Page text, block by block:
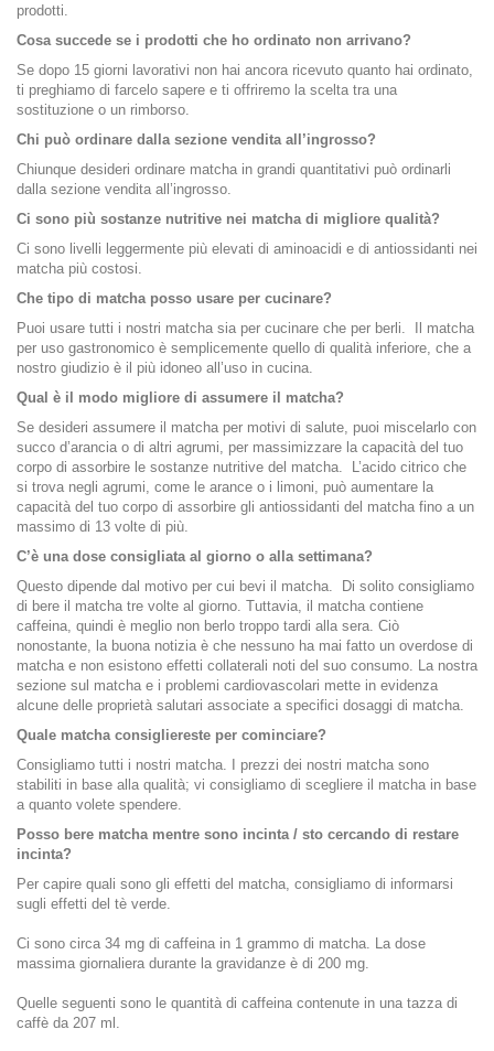
prodotti.
Cosa succede se i prodotti che ho ordinato non arrivano?
Se dopo 15 giorni lavorativi non hai ancora ricevuto quanto hai ordinato,
ti preghiamo di farcelo sapere e ti offriremo la scelta tra una
sostituzione o un rimborso.
Chi può ordinare dalla sezione vendita all’ingrosso?
Chiunque desideri ordinare matcha in grandi quantitativi può ordinarli
dalla sezione vendita all’ingrosso.
Ci sono più sostanze nutritive nei matcha di migliore qualità?
Ci sono livelli leggermente più elevati di aminoacidi e di antiossidanti nei
matcha più costosi.
Che tipo di matcha posso usare per cucinare?
Puoi usare tutti i nostri matcha sia per cucinare che per berli. Il matcha
per uso gastronomico è semplicemente quello di qualità inferiore, che a
nostro giudizio è il più idoneo all’uso in cucina.
Qual è il modo migliore di assumere il matcha?
Se desideri assumere il matcha per motivi di salute, puoi miscelarlo con
succo d’arancia o di altri agrumi, per massimizzare la capacità del tuo
corpo di assorbire le sostanze nutritive del matcha. L’acido citrico che
si trova negli agrumi, come le arance o i limoni, può aumentare la
capacità del tuo corpo di assorbire gli antiossidanti del matcha fino a un
massimo di 13 volte di più.
C’è una dose consigliata al giorno o alla settimana?
Questo dipende dal motivo per cui bevi il matcha. Di solito consigliamo
di bere il matcha tre volte al giorno. Tuttavia, il matcha contiene
caffeina, quindi è meglio non berlo troppo tardi alla sera. Ciò
nonostante, la buona notizia è che nessuno ha mai fatto un overdose di
matcha e non esistono effetti collaterali noti del suo consumo. La nostra
sezione sul matcha e i problemi cardiovascolari mette in evidenza
alcune delle proprietà salutari associate a specifici dosaggi di matcha.
Quale matcha consigliereste per cominciare?
Consigliamo tutti i nostri matcha. I prezzi dei nostri matcha sono
stabiliti in base alla qualità; vi consigliamo di scegliere il matcha in base
a quanto volete spendere.
Posso bere matcha mentre sono incinta / sto cercando di restare
incinta?
Per capire quali sono gli effetti del matcha, consigliamo di informarsi
sugli effetti del tè verde.
Ci sono circa 34 mg di caffeina in 1 grammo di matcha. La dose
massima giornaliera durante la gravidanze è di 200 mg.
Quelle seguenti sono le quantità di caffeina contenute in una tazza di
caffè da 207 ml.